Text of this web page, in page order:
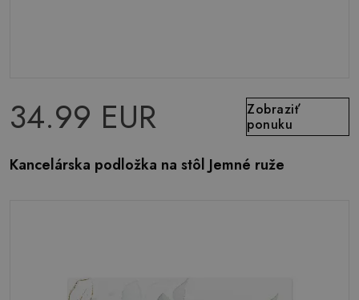
34.99 EUR
Zobraziť
ponuku
Kancelárska podložka na stôl Jemné ruže